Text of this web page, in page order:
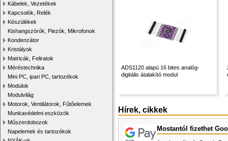
Kábelek, Vezetékek
Kapcsolók, Relék
Készülékek
Kishangszórók, Piezók, Mikrofonok
Kondenzátor
Kristályok
Matricák, Feliratok
Méréstechnika
Mini PC, ipari PC, tartozékok
Modulok
Modulvilág
Motorok, Ventilátorok, Fűtőelemek
Munkavédelmi eszközök
Műszerdobozok
Napelemek és tartozékok
ADS1120 alapú 16 bites analóg-
digitális átalakító modul
Hírek, cikkek
Mostantól fizethet